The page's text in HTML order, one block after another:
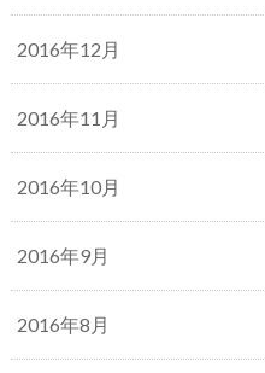
2016年12月
2016年11月
2016年10月
2016年9月
2016年8月